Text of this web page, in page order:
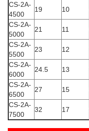
CS-2A-
4500
19 10
CS-2A-
5000
21 11
CS-2A-
5500
23 12
CS-2A-
6000
24.5 13
CS-2A-
6500
27 15
CS-2A-
7500
32 17